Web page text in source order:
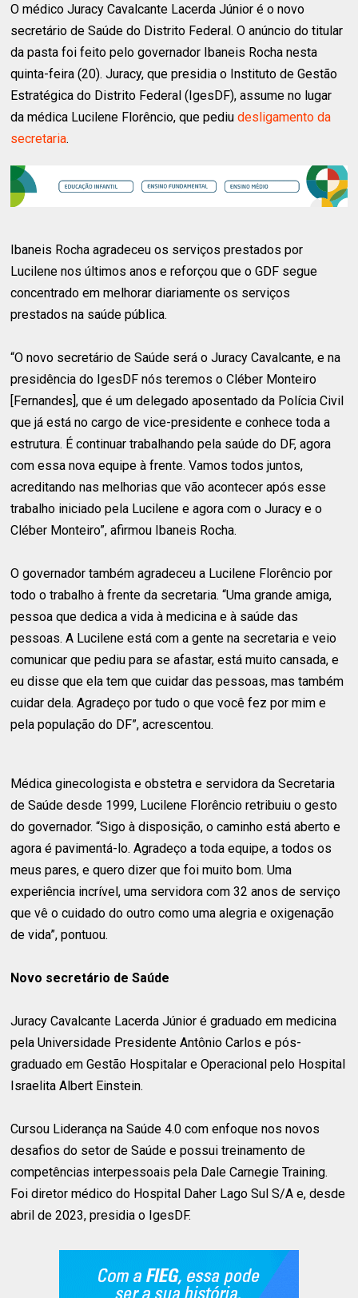
O médico Juracy Cavalcante Lacerda Júnior é o novo
secretário de Saúde do Distrito Federal. O anúncio do titular
da pasta foi feito pelo governador Ibaneis Rocha nesta
quinta-feira (20). Juracy, que presidia o Instituto de Gestão
Estratégica do Distrito Federal (IgesDF), assume no lugar
da médica Lucilene Florêncio, que pediudesligamento da
secretaria.
Ibaneis Rocha agradeceu os serviços prestados por
Lucilene nos últimos anos e reforçou que o GDF segue
concentrado em melhorar diariamente os serviços
prestados na saúde pública.
“O novo secretário de Saúde será o Juracy Cavalcante, e na
presidência do IgesDF nós teremos o Cléber Monteiro
[Fernandes], que é um delegado aposentado da Polícia Civil
que já está no cargo de vice-presidente e conhece toda a
estrutura. É continuar trabalhando pela saúde do DF, agora
com essa nova equipe à frente. Vamos todos juntos,
acreditando nas melhorias que vão acontecer após esse
trabalho iniciado pela Lucilene e agora com o Juracy e o
Cléber Monteiro”, afirmou Ibaneis Rocha.
O governador também agradeceu a Lucilene Florêncio por
todo o trabalho à frente da secretaria. “Uma grande amiga,
pessoa que dedica a vida à medicina e à saúde das
pessoas. A Lucilene está com a gente na secretaria e veio
comunicar que pediu para se afastar, está muito cansada, e
eu disse que ela tem que cuidar das pessoas, mas também
cuidar dela. Agradeço por tudo o que você fez por mim e
pela população do DF”, acrescentou.
Médica ginecologista e obstetra e servidora da Secretaria
de Saúde desde 1999, Lucilene Florêncio retribuiu o gesto
do governador. “Sigo à disposição, o caminho está aberto e
agora é pavimentá-lo. Agradeço a toda equipe, a todos os
meus pares, e quero dizer que foi muito bom. Uma
experiência incrível, uma servidora com 32 anos de serviço
que vê o cuidado do outro como uma alegria e oxigenação
de vida”, pontuou.
Novo secretário de Saúde
Juracy Cavalcante Lacerda Júnior é graduado em medicina
pela Universidade Presidente Antônio Carlos e pós-
graduado em Gestão Hospitalar e Operacional pelo Hospital
Israelita Albert Einstein.
Cursou Liderança na Saúde 4.0 com enfoque nos novos
desafios do setor de Saúde e possui treinamento de
competências interpessoais pela Dale Carnegie Training.
Foi diretor médico do Hospital Daher Lago Sul S/A e, desde
abril de 2023, presidia o IgesDF.